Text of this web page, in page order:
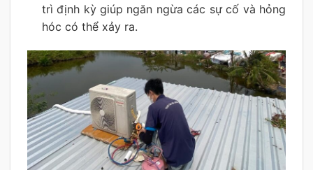
trì định kỳ giúp ngăn ngừa các sự cố và hỏng
hóc có thể xảy ra.